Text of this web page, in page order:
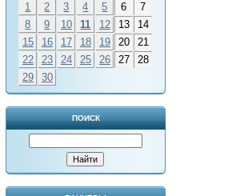
1
2 3 4 5 6
7
8
9 10 11 12 13
14
15
16 17 18 19 20
21
22
23 24 25 26 27
28
29
30
ПОИСК